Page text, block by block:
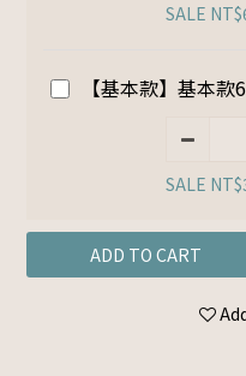
SALE
【基本款】基本
SALE
ADD TO CART